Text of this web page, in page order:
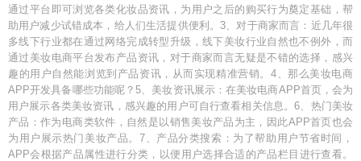
通过平台即可浏览各类化妆品资讯，为用户之后的购买行为奠定基础，帮
助用户减少试错成本，给人们生活提供便利。3、对于商家而言：近几年很
多线下行业都在通过网络完成转型升级，线下美妆行业自然也不例外，而
通过美妆电商平台发布产品资讯，对于商家而言无疑是不错的选择，感兴
趣的用户自然能浏览到产品资讯，从而实现精准营销。4、那么美妆电商
APP开发具备哪些功能呢？5、美妆资讯展示：在美妆电商APP首页，会为
用户展示各类美妆资讯，感兴趣的用户可自行查看相关信息。6、热门美妆
产品：作为电商类软件，自然是以销售美妆产品为主，因此APP首页也会
为用户展示热门美妆产品。7、产品分类搜索：为了帮助用户节省时间，
APP会根据产品属性进行分类，以便用户选择合适的产品栏目进行查看。